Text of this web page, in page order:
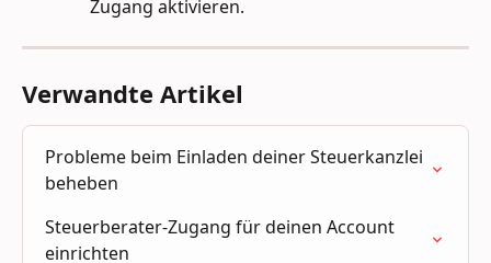
Zugang aktivieren.
Verwandte Artikel
Probleme beim Einladen deiner Steuerkanzlei
beheben
Steuerberater-Zugang für deinen Account
einrichten